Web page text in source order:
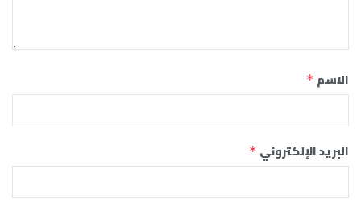
الاسم *
البريد الإلكتروني *